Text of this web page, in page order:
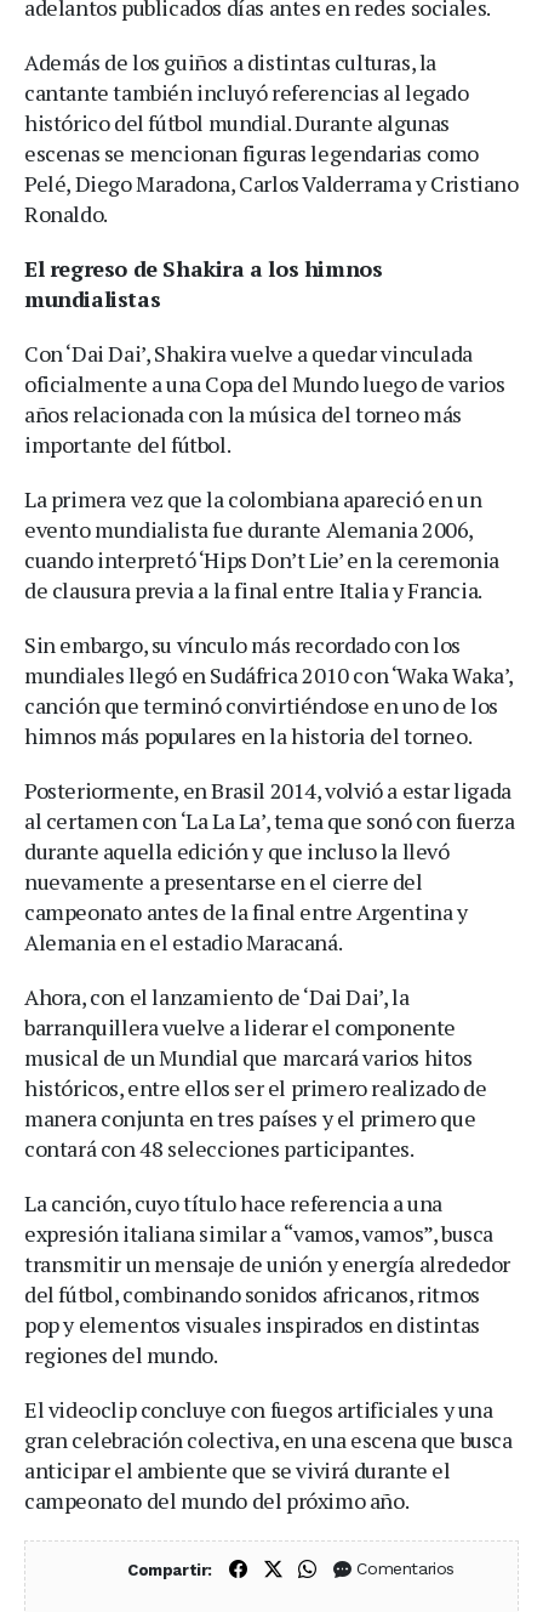
adelantos publicados días antes en redes sociales.
Además de los guiños a distintas culturas, la
cantante también incluyó referencias al legado
histórico del fútbol mundial. Durante algunas
escenas se mencionan figuras legendarias como
Pelé, Diego Maradona, Carlos Valderrama y Cristiano
Ronaldo.
El regreso de Shakira a los himnos
mundialistas
Con ‘Dai Dai’, Shakira vuelve a quedar vinculada
oficialmente a una Copa del Mundo luego de varios
años relacionada con la música del torneo más
importante del fútbol.
La primera vez que la colombiana apareció en un
evento mundialista fue durante Alemania 2006,
cuando interpretó ‘Hips Don’t Lie’ en la ceremonia
de clausura previa a la final entre Italia y Francia.
Sin embargo, su vínculo más recordado con los
mundiales llegó en Sudáfrica 2010 con ‘Waka Waka’,
canción que terminó convirtiéndose en uno de los
himnos más populares en la historia del torneo.
Posteriormente, en Brasil 2014, volvió a estar ligada
al certamen con ‘La La La’, tema que sonó con fuerza
durante aquella edición y que incluso la llevó
nuevamente a presentarse en el cierre del
campeonato antes de la final entre Argentina y
Alemania en el estadio Maracaná.
Ahora, con el lanzamiento de ‘Dai Dai’, la
barranquillera vuelve a liderar el componente
musical de un Mundial que marcará varios hitos
históricos, entre ellos ser el primero realizado de
manera conjunta en tres países y el primero que
contará con 48 selecciones participantes.
La canción, cuyo título hace referencia a una
expresión italiana similar a “vamos, vamos”, busca
transmitir un mensaje de unión y energía alrededor
del fútbol, combinando sonidos africanos, ritmos
pop y elementos visuales inspirados en distintas
regiones del mundo.
El videoclip concluye con fuegos artificiales y una
gran celebración colectiva, en una escena que busca
anticipar el ambiente que se vivirá durante el
campeonato del mundo del próximo año.
Compartir: Compartir en Facebook
Compartir en X (Twitter)
Compartir en WhatsApp
Comentarios